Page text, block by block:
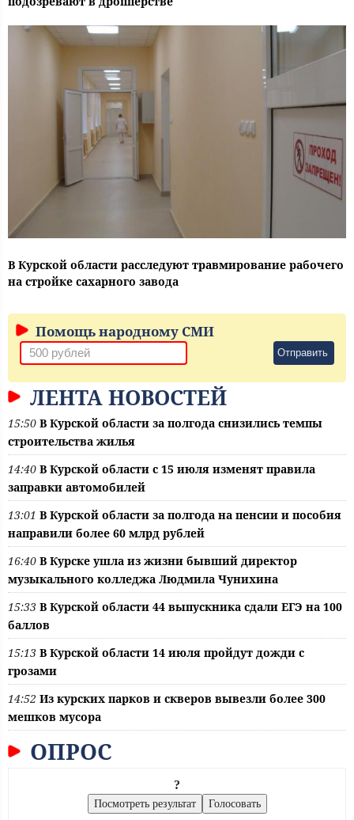
В Курской области расследуют травмирование рабочего
на стройке сахарного завода
Помощь народному СМИ
Отправить
ЛЕНТА НОВОСТЕЙ
15:50 В Курской области за полгода снизились темпы
строительства жилья
14:40 В Курской области с 15 июля изменят правила
заправки автомобилей
13:01 В Курской области за полгода на пенсии и пособия
направили более 60 млрд рублей
16:40 В Курске ушла из жизни бывший директор
музыкального колледжа Людмила Чунихина
15:33 В Курской области 44 выпускника сдали ЕГЭ на 100
баллов
15:13 В Курской области 14 июля пройдут дожди с
грозами
14:52 Из курских парков и скверов вывезли более 300
мешков мусора
ОПРОС
?